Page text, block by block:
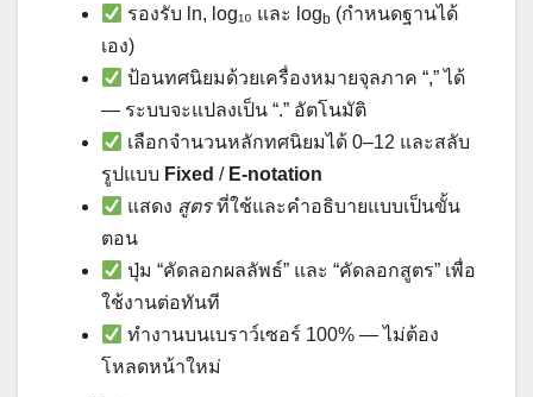
รองรับ ln, log₁₀ และ logb (กำหนดฐานได้
เอง)
ป้อนทศนิยมด้วยเครื่องหมายจุลภาค “,” ได้
— ระบบจะแปลงเป็น “.” อัตโนมัติ
เลือกจำนวนหลักทศนิยมได้ 0–12 และสลับ
รูปแบบ Fixed / E-notation
แสดง สูตรที่ใช้และคำอธิบายแบบเป็นขั้น
ตอน
ปุ่ม “คัดลอกผลลัพธ์” และ “คัดลอกสูตร” เพื่อ
ใช้งานต่อทันที
ทำงานบนเบราว์เซอร์ 100% — ไม่ต้อง
โหลดหน้าใหม่